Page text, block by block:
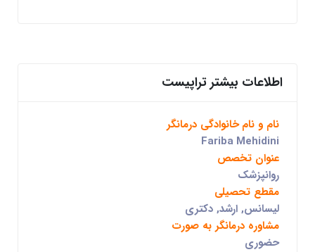
اطلاعات بیشتر تراپیست
نام و نام خانوادگی درمانگر
Fariba Mehidini
عنوان تخصص
روانپزشک
مقطع تحصیلی
لیسانس, ارشد, دکتری
مشاوره درمانگر به صورت
حضوری